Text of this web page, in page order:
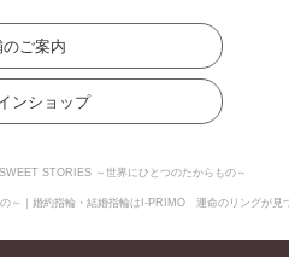
のご案内
ンショップ
SWEET STORIES ～世界にひとつのたからもの～
～｜婚約指輪・結婚指輪はI-PRIMO 運命のリングが見